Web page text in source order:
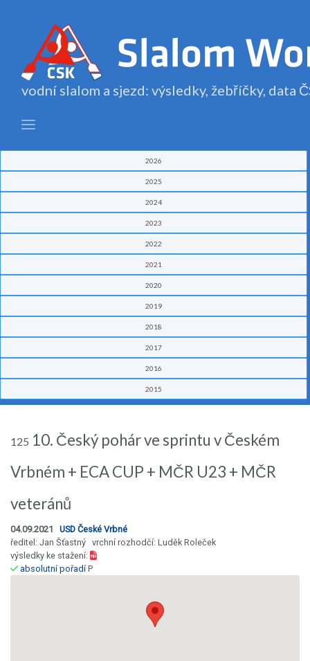
vodní slalom a sjezd: výsledky, žebříčky, data
2026
2025
2024
2023
2022
2021
2020
2019
2018
2017
2016
2015
125 10. Český pohár ve sprintu v Českém
Vrbném + ECA CUP + MČR U23 + MČR
veteránů
04.09.2021 USD České Vrbné
ředitel: Jan Šťastný vrchní rozhodčí: Luděk Roleček
výsledky ke stažení:
absolutní pořadíP